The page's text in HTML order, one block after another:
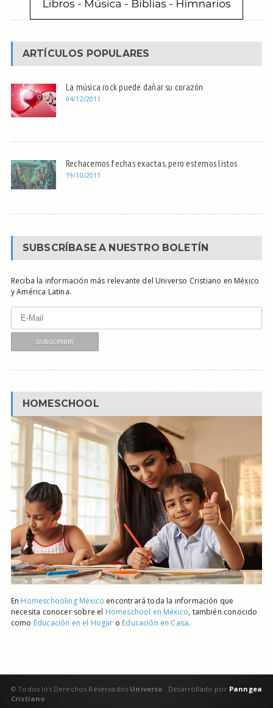
ARTÍCULOS POPULARES
La música rock puede dañar su corazón
04/12/2011
Rechacemos fechas exactas, pero estemos listos
19/10/2011
SUBSCRÍBASE A NUESTRO BOLETÍN
Reciba la información más relevante del Universo Cristiano en México
y América Latina.
HOMESCHOOL
En Homeschooling México encontrará toda la información que
necesita conocer sobre el Homeschool en México, también conocido
como Educación en el Hogar o Educación en Casa.
Desarrollado porPanngea
© Todos los Derechos Reservados Universo
Cristiano